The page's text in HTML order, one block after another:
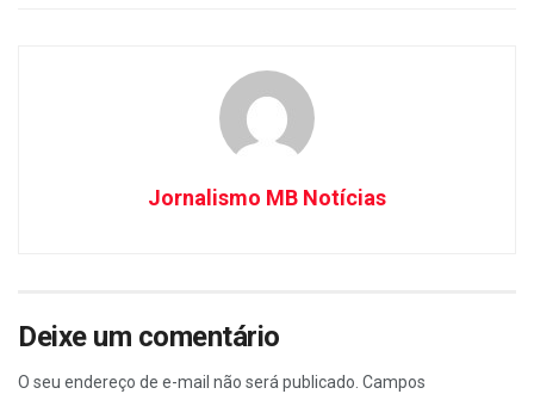
Jornalismo MB Notícias
Deixe um comentário
O seu endereço de e-mail não será publicado. Campos